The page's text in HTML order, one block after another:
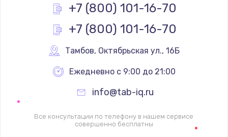
Заказать
Замена вебкамеры
1340 руб.
Заказать
Ремонт петель крышки
Заказать
+7 (800) 101-16-70
+7 (800) 101-16-70
Тамбов, Октябрьская ул., 16Б
Ежедневно с 9:00 до 21:00
info@tab-iq.ru
Все консультации по телефону в нашем сервисе
совершенно бесплатны